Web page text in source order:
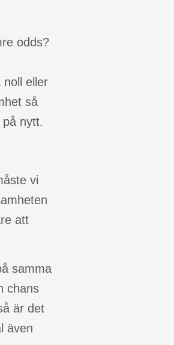
odds?
eller
så
nytt.
vi
att
samma
chans
är det
även